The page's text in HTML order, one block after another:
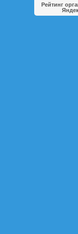
Рейтинг